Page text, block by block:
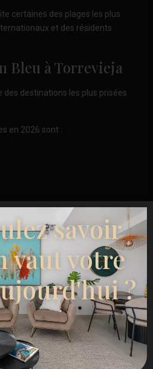
certaines des plages les plus
et des résidents
Bleu à Torrevieja
des destinations les plus prisées
en 2026 sont :
de promenades et de climat
d'attirer un tourisme résidentiel
Bleu à
Segura
plusieurs plages
savoir
vaut votre
?